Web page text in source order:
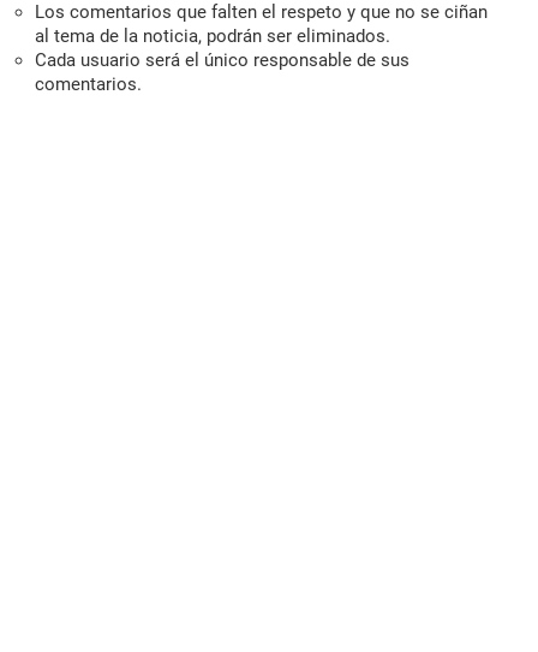
Los comentarios que falten el respeto y que no se ciñan
al tema de la noticia, podrán ser eliminados.
Cada usuario será el único responsable de sus
comentarios.